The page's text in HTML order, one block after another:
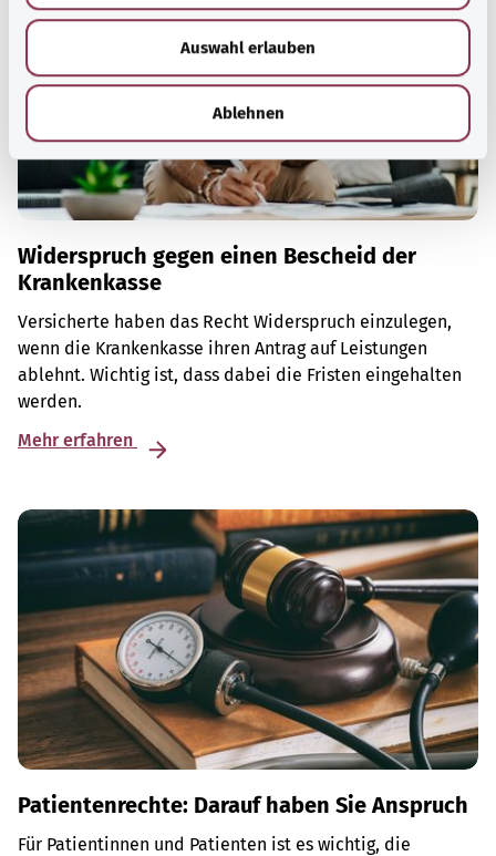
Auswahl erlauben
Ablehnen
Widerspruch gegen einen Bescheid der
Krankenkasse
Versicherte haben das Recht Widerspruch einzulegen,
wenn die Krankenkasse ihren Antrag auf Leistungen
ablehnt. Wichtig ist, dass dabei die Fristen eingehalten
werden.
Mehr erfahren
Patientenrechte: Darauf haben Sie Anspruch
Für Patientinnen und Patienten ist es wichtig, die